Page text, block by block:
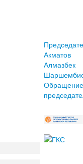
Акматов
Алмазбек
Обращение